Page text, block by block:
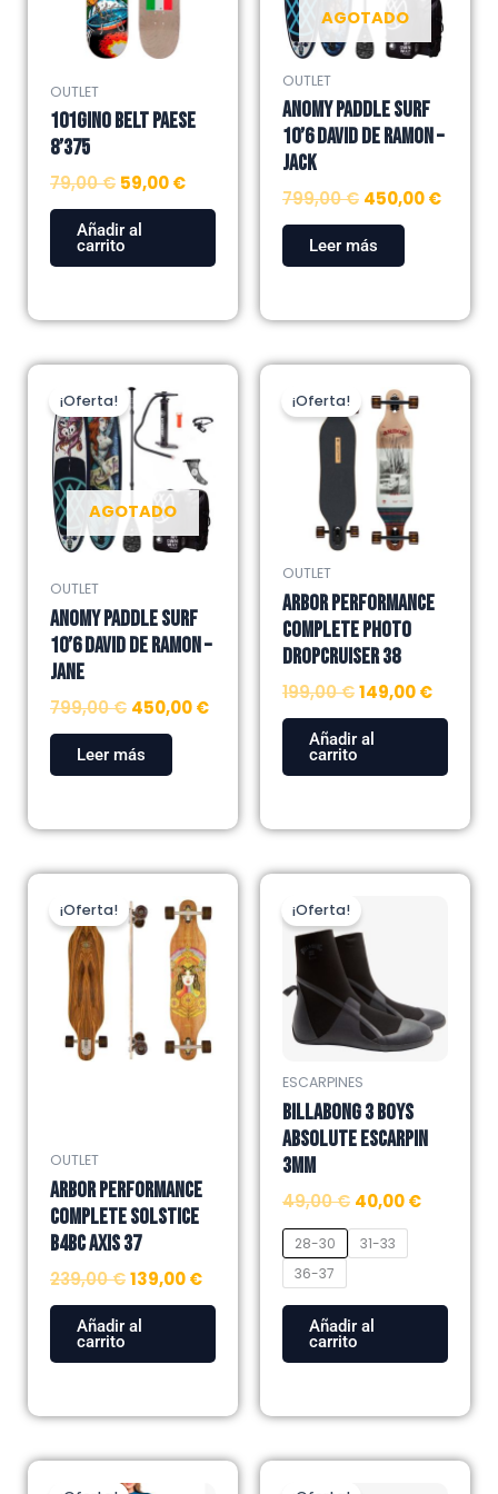
OUTLET
101GINO BELT PAESE
8’375
79,00€ 59,00€
Añadir al
carrito
AGOTADO
OUTLET
ANOMY PADDLE SURF
10’6 DAVID DE RAMON –
JACK
799,00€ 450,00€
Leer más
AGOTADO
¡Oferta!
OUTLET
ANOMY PADDLE SURF
10’6 DAVID DE RAMON –
JANE
799,00€
precio
original
era:
799,00 €.
450,00€
actual
Leer más
¡Oferta!
OUTLET
ARBOR PERFORMANCE
COMPLETE PHOTO
DROPCRUISER 38
199,00€
precio
original
era:
199,00 €.
149,00€
Añadir al
carrito
¡Oferta!
OUTLET
ARBOR PERFORMANCE
COMPLETE SOLSTICE
B4BC AXIS 37
239,00€
precio
original
era:
239,00 €.
139,00€
precio
actual
es:
139,00 €.
Añadir al
carrito
¡Oferta!
ESCARPINES
BILLABONG 3 BOYS
ABSOLUTE ESCARPIN
3MM
49,00€
original
era:
49,00 €.
40,00€
28-30
31-33
36-37
Añadir al
carrito
producto
tiene
múltiples
variantes.
Las
opciones
se
pueden
elegir
en
la
página
de
producto